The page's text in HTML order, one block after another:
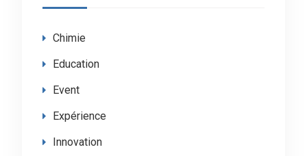
Chimie
Education
Event
Expérience
Innovation